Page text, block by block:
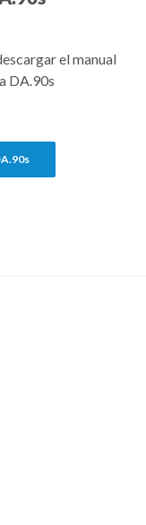
el manual
DA.90s